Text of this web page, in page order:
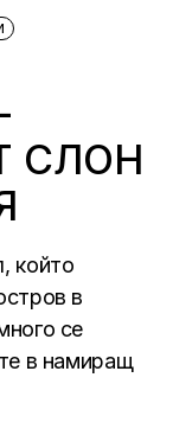
СЛОН
който
в
се
в намиращ